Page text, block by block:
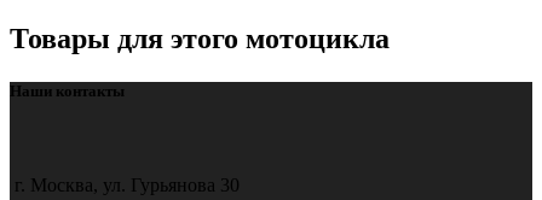
Товары для этого мотоцикла
Наши контакты
г. Москва, ул. Гурьянова 30